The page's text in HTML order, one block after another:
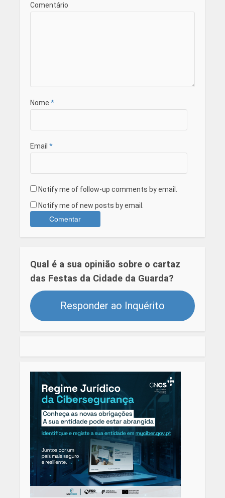
Comentário
Nome *
Email *
Notify me of follow-up comments by email.
Notify me of new posts by email.
Qual é a sua opinião sobre o cartaz
das Festas da Cidade da Guarda?
Responder ao Inquérito